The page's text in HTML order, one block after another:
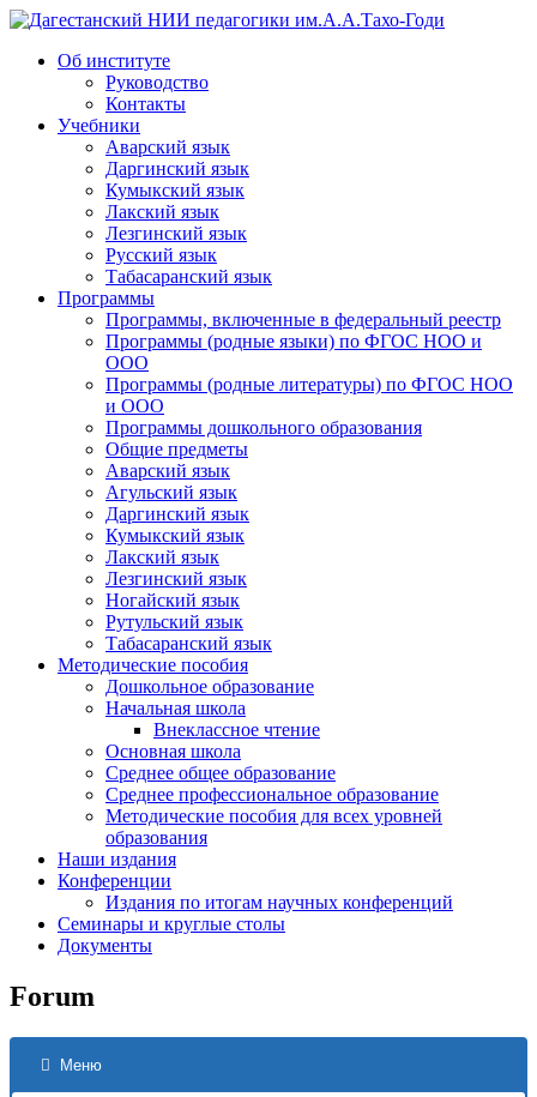
Дагестанский НИИ педагогики им.А.А.Тахо-Годи
Об институте
Руководство
Контакты
Учебники
Аварский язык
Даргинский язык
Кумыкский язык
Лакский язык
Лезгинский язык
Русский язык
Табасаранский язык
Программы
Программы, включенные в федеральный реестр
Программы (родные языки) по ФГОС НОО и
ООО
Программы (родные литературы) по ФГОС НОО
и ООО
Программы дошкольного образования
Общие предметы
Аварский язык
Агульский язык
Даргинский язык
Кумыкский язык
Лакский язык
Лезгинский язык
Ногайский язык
Рутульский язык
Табасаранский язык
Методические пособия
Дошкольное образование
Начальная школа
Внеклассное чтение
Основная школа
Среднее общее образование
Среднее профессиональное образование
Методические пособия для всех уровней
образования
Наши издания
Конференции
Издания по итогам научных конференций
Семинары и круглые столы
Документы
Forum
Меню